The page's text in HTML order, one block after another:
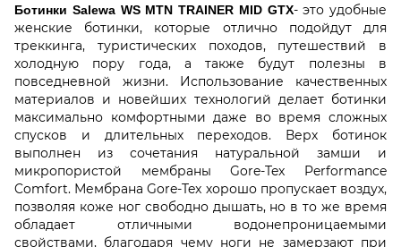
Ботинки Salewa WS MTN TRAINER MID GTX- это удобные
женские ботинки, которые отлично подойдут для
треккинга, туристических походов, путешествий в
холодную пору года, а также будут полезны в
повседневной жизни. Использование качественных
материалов и новейших технологий делает ботинки
максимально комфортными даже во время сложных
спусков и длительных переходов. Верх ботинок
выполнен из сочетания натуральной замши и
микропористой мембраны Gore-Tex Performance
Comfort. Мембрана Gore-Tex хорошо пропускает воздух,
позволяя коже ног свободно дышать, но в то же время
обладает отличными водонепроницаемыми
свойствами, благодаря чему ноги не замерзают при